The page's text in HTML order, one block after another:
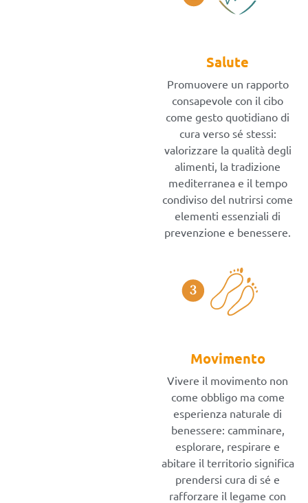
Salute
Promuovere un rapporto
consapevole con il cibo
come gesto quotidiano di
cura verso sé stessi:
valorizzare la qualità degli
alimenti, la tradizione
mediterranea e il tempo
condiviso del nutrirsi come
elementi essenziali di
prevenzione e benessere.
Movimento
Vivere il movimento non
come obbligo ma come
esperienza naturale di
benessere: camminare,
esplorare, respirare e
abitare il territorio significa
prendersi cura di sé e
rafforzare il legame con